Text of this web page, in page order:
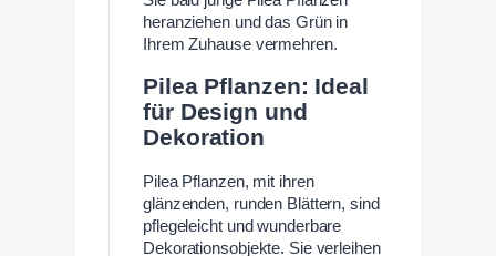
heranziehen und das Grün in
Ihrem Zuhause vermehren.
Pilea Pflanzen: Ideal
für Design und
Dekoration
Pilea Pflanzen, mit ihren
glänzenden, runden Blättern, sind
pflegeleicht und wunderbare
Dekorationsobjekte. Sie verleihen